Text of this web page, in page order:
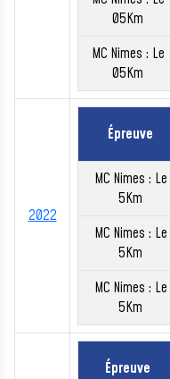
05Km
MC Nimes : Le
05Km
2022
Épreuve
MC Nimes : Le
5Km
MC Nimes : Le
5Km
MC Nimes : Le
5Km
Épreuve